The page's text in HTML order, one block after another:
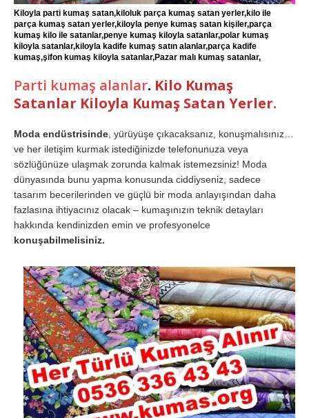
Kiloyla parti kumaş satan,kiloluk parça kumaş satan yerler,kilo ile
parça kumaş satan yerler,kiloyla penye kumaş satan kişiler,parça
kumaş kilo ile satanlar,penye kumaş kiloyla satanlar,polar kumaş
kiloyla satanlar,kiloyla kadife kumaş satın alanlar,parça kadife
kumaş,şifon kumaş kiloyla satanlar,Pazar malı kumaş satanlar,
Parti kumaş alanlar. Kilo Kumaş
Satanlar Kiloyla Kumaş Satan Yerler.
Moda endüstrisinde , yürüyüşe çıkacaksanız, konuşmalısınız…
ve her iletişim kurmak istediğinizde telefonunuza veya
sözlüğünüze ulaşmak zorunda kalmak istemezsiniz! Moda
dünyasında bunu yapma konusunda ciddiyseniz, sadece
tasarım becerilerinden ve güçlü bir moda anlayışından daha
fazlasına ihtiyacınız olacak – kumaşınızın teknik detayları
hakkında kendinizden emin ve profesyonelce
konuşabilmelisiniz.